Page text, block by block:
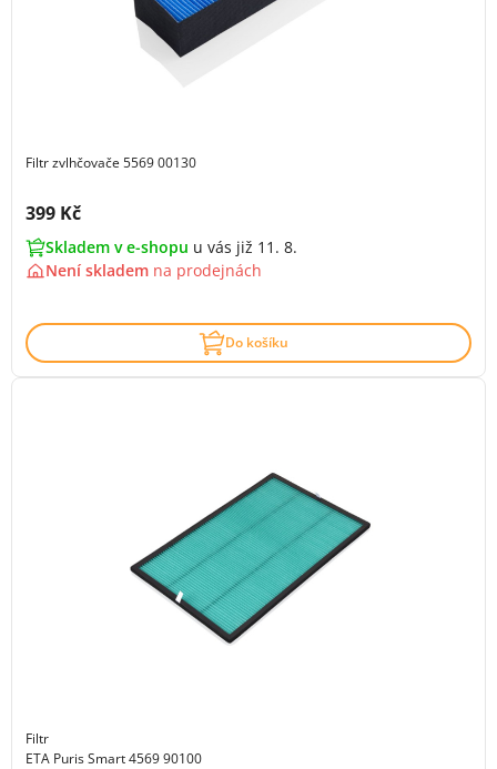
Filtr zvlhčovače 5569 00130
Cena s DPH:
399 Kč
Skladem v e-shopu u vás již 11. 8.
Není skladem na prodejnách
Do košíku
Filtr
ETA Puris Smart 4569 90100